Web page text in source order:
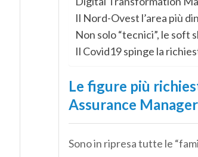
Il Nord-Ovest l’area più
Non solo “tecnici”, le soft
Il Covid19 spinge la
Le figure più
Assurance
Sono in ripresa tutte le